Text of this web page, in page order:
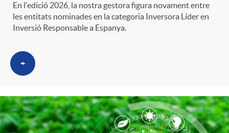
En l'edició 2026, la nostra gestora figura novament entre
les entitats nominades en la categoria Inversora Líder en
Inversió Responsable a Espanya.
+